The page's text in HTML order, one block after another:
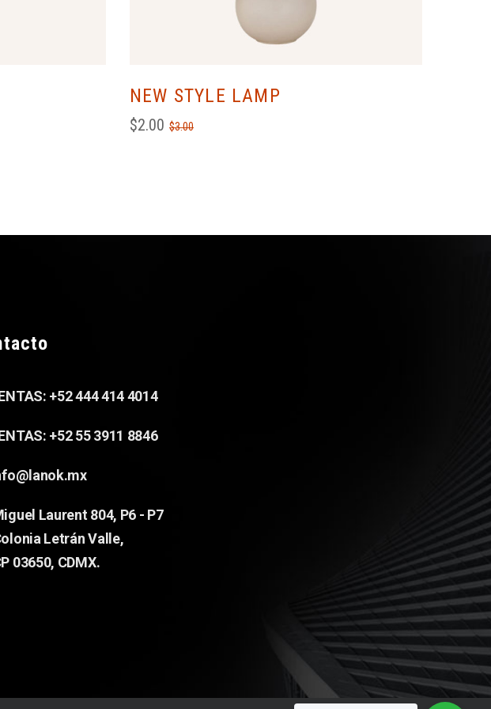
NEW STYLE LAMP
$3.00
$2.00
+52 444 414 4014
+52 55 3911 8846
Laurent 804, P6 - P7
Letrán Valle,
03650, CDMX.